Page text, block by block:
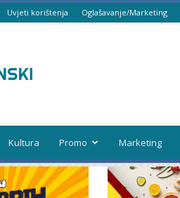
Uvjeti korištenja Oglašavanje/Marketing
Kultura Promo Marketing